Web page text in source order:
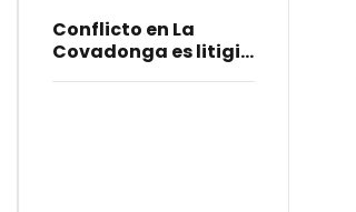
Conflicto en La
Covadonga es litigio